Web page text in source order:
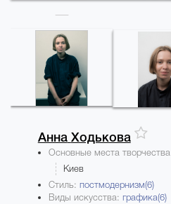
Анна Ходькова
Основные места творчества
Киев
Стиль: постмодернизм(6)
Виды искусства: графика(6)